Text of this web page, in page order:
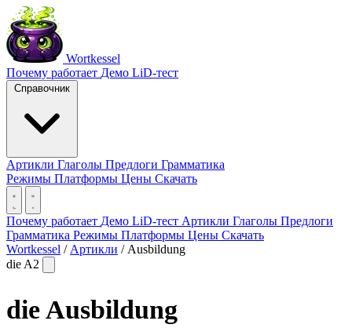
Wortkessel
Почему работает Демо LiD-тест
Справочник
Артикли Глаголы Предлоги Грамматика
Режимы Платформы Цены Скачать
Почему работает Демо LiD-тест Артикли Глаголы Предлоги
Грамматика Режимы Платформы Цены Скачать
Wortkessel / Артикли / Ausbildung
die A2
dieAusbildung